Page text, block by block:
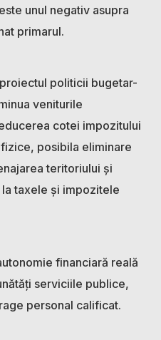
unul negativ asupra
primarul.
politicii bugetar-
veniturile
cotei impozitului
posibila eliminare
teritoriului și
taxele și impozitele
financiară reală
serviciile publice,
personal calificat.